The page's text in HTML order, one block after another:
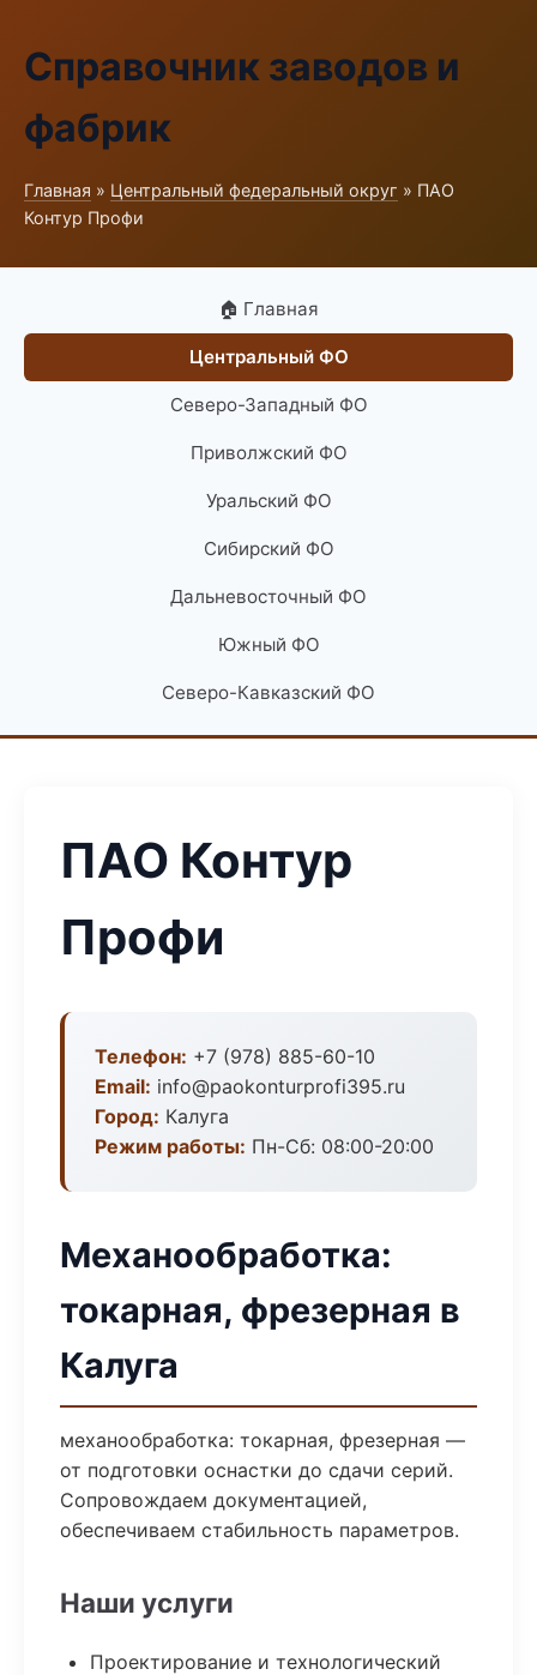
Справочник заводов и
фабрик
Главная » Центральный федеральный округ » ПАО
Контур Профи
🏠 Главная
Центральный ФО
Северо-Западный ФО
Приволжский ФО
Уральский ФО
Сибирский ФО
Дальневосточный ФО
Южный ФО
Северо-Кавказский ФО
ПАО Контур
Профи
Телефон: +7 (978) 885-60-10
Email: info@paokonturprofi395.ru
Город: Калуга
Режим работы: Пн-Сб: 08:00-20:00
Механообработка:
токарная, фрезерная в
Калуга
механообработка: токарная, фрезерная —
от подготовки оснастки до сдачи серий.
Сопровождаем документацией,
обеспечиваем стабильность параметров.
Наши услуги
Проектирование и технологический